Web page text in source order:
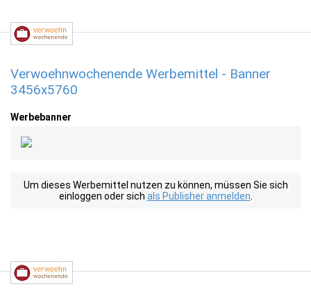
Verwoehnwochenende Werbemittel - Banner
3456x5760
Werbebanner
Um dieses Werbemittel nutzen zu können, müssen Sie sich
einloggen oder sich als Publisher anmelden